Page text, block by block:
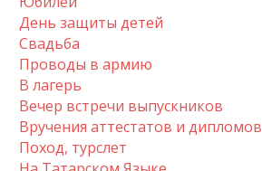
День защиты детей
Свадьба
Проводы в армию
В лагерь
Вечер встречи выпускников
Вручения аттестатов и дипломов
Поход, турслет